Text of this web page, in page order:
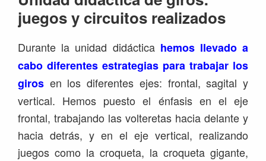
juegos y circuitos realizados
Durante la unidad didáctica hemos llevado a
cabo diferentes estrategias para trabajar los
giros en los diferentes ejes: frontal, sagital y
vertical. Hemos puesto el énfasis en el eje
frontal, trabajando las volteretas hacia delante y
hacia detrás, y en el eje vertical, realizando
juegos como la croqueta, la croqueta gigante,